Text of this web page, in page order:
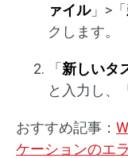
ァイル」>「
クします。
「 新しいタ
と入力し、「
おすすめ記事：
ケーションのエ